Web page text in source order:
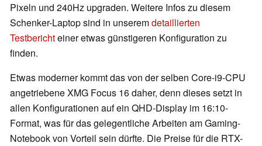
Pixeln und 240Hz upgraden. Weitere Infos zu diesem
Schenker-Laptop sind in unseremdetaillierten
Testberichteiner etwas günstigeren Konfiguration zu
finden.
Etwas moderner kommt das von der selben Core-i9-CPU
angetriebene XMG Focus 16 daher, denn dieses setzt in
allen Konfigurationen auf ein QHD-Display im 16:10-
Format, was für das gelegentliche Arbeiten am Gaming-
Notebook von Vorteil sein dürfte. Die Preise für die RTX-